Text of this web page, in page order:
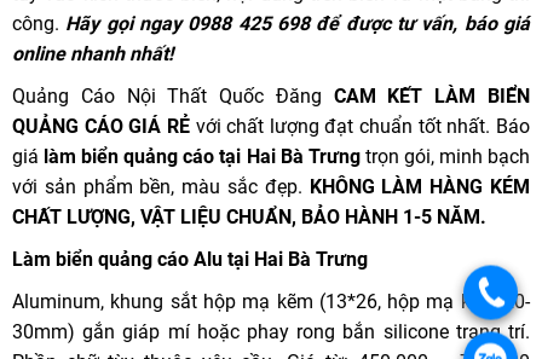
công. Hãy gọi ngay 0988 425 698 để được tư vấn, báo giá
online nhanh nhất!
Quảng Cáo Nội Thất Quốc Đăng CAM KẾT LÀM BIỂN
QUẢNG CÁO GIÁ RẺvới chất lượng đạt chuẩn tốt nhất. Báo
giá làm biển quảng cáo tại Hai Bà Trưngtrọn gói, minh bạch
với sản phẩm bền, màu sắc đẹp. KHÔNG LÀM HÀNG KÉM
CHẤT LƯỢNG, VẬT LIỆU CHUẨN, BẢO HÀNH 1-5 NĂM.
Làm biển quảng cáo Alu tại Hai Bà Trưng
Aluminum, khung sắt hộp mạ kẽm (13*26, hộp mạ kẽm 20-
30mm) gắn giáp mí hoặc phay rong bắn silicone trang trí.